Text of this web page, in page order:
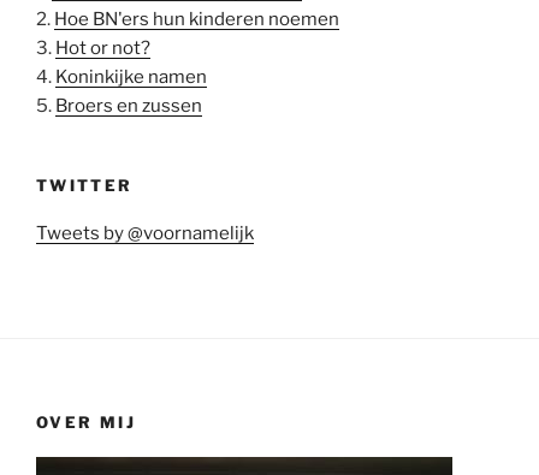
2. Hoe BN'ers hun kinderen noemen
3. Hot or not?
4. Koninkijke namen
5. Broers en zussen
TWITTER
Tweets by @voornamelijk
OVER MIJ